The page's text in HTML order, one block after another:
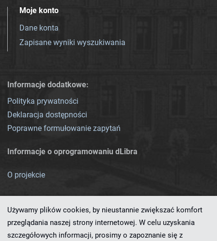
Moje konto
Dane konta
Zapisane wyniki wyszukiwania
Informacje dodatkowe:
Polityka prywatności
Deklaracja dostępności
Poprawne formułowanie zapytań
Informacje o oprogramowaniu dLibra
O projekcie
Używamy plików cookies, by nieustannie zwiększać komfort
przeglądania naszej strony internetowej. W celu uzyskania
szczegółowych informacji, prosimy o zapoznanie się z